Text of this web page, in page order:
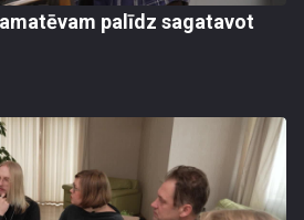
palīdz sagatavot